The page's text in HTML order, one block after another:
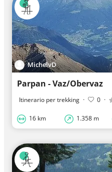
MichelvD
Parpan - Vaz/Obervaz
Itinerario per trekking · 0 ·
16 km 1.358 m